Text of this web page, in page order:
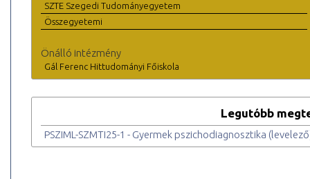
SZTE Szegedi Tudományegyetem
Összegyetemi
Önálló intézmény
Gál Ferenc Hittudományi Főiskola
Legutóbb
PSZIML-SZMTI25-1 - Gyermek pszichodiagnosztika